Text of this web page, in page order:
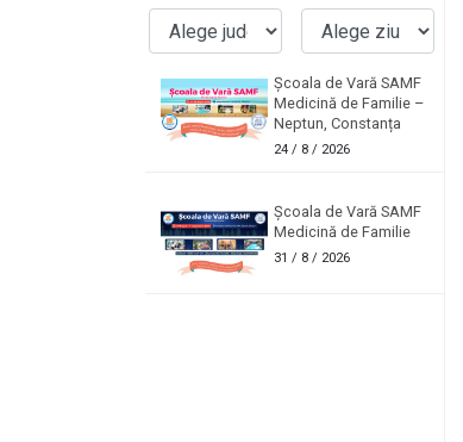
Școala de Vară SAMF
Medicină de Familie –
Neptun, Constanța
24/ 8 / 2026
Școala de Vară SAMF
Medicină de Familie
31 / 8 / 2026